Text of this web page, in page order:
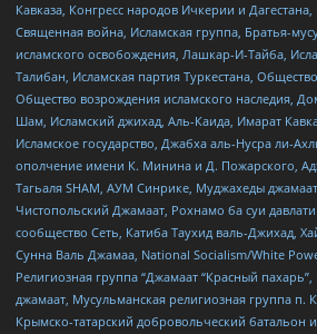
Кавказа, Конгресс народов Ичкерии и Дагестана,
Священная война, Исламская группа, Братья-
исламского освобождения, Лашкар-И-Тайба,
Талибан, Исламская партия Туркестана,
Общество возрождения исламского наследия,
Шам, Исламский джихад, Аль-Каида, Имарат
Исламское государство, Джабха аль-Нусра ли-
ополчение имени К. Минина и Д. Пожарского,
Тагьаля SHAM, АУМ Синрике, Муджахеды
Чистопольский Джамаат, Рохнамо ба суи
сообщество Сеть, Катиба Таухид валь-Джихад,
Сунна Валь Джамаа, National Socialism/White
Религиозная группа “Джамаат “Красный
джамаат, Мусульманская религиозная группа п.
Крымско-татарский добровольческий батальон